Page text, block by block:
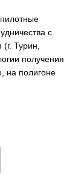
с
Турин,
получения
на полигоне